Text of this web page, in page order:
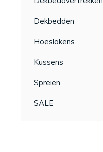
Dekbedden
Hoeslakens
Kussens
Spreien
SALE